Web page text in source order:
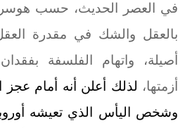
في العصر الحديث، حسب
بالعقل والشك في مقدرة
أصيلة، واتهام الفلسفة
أزمتها، لذلك أعلن أنه أمام عجز
وشخص اليأس الذي تعيشه